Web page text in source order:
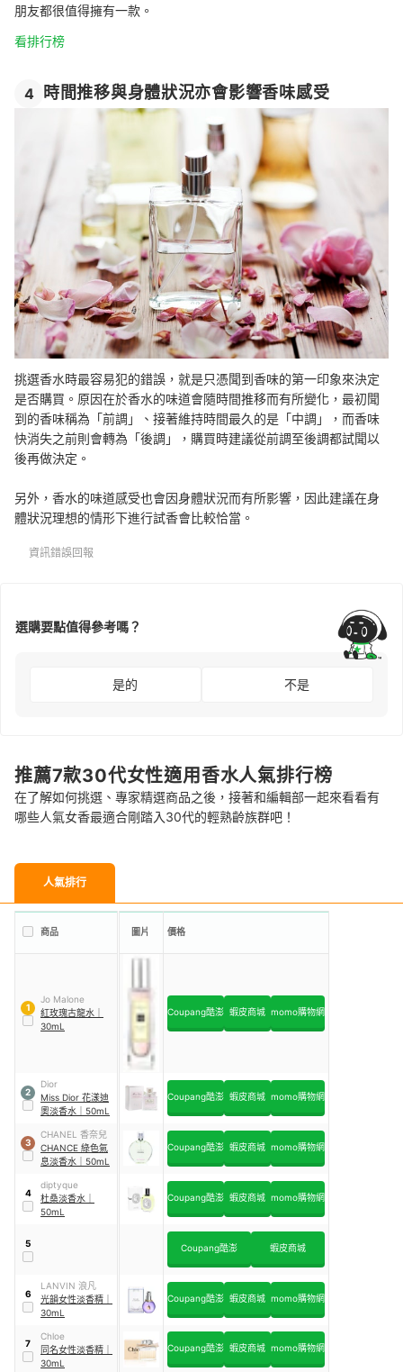
朋友都很值得擁有一款。
看排行榜
4 時間推移與身體狀況亦會影響香味感受
挑選香水時最容易犯的錯誤，就是只憑聞到香味的第一印象來決定
是否購買。原因在於香水的味道會隨時間推移而有所變化，最初聞
到的香味稱為「前調」、接著維持時間最久的是「中調」，而香味
快消失之前則會轉為「後調」，購買時建議從前調至後調都試聞以
後再做決定。
另外，香水的味道感受也會因身體狀況而有所影響，因此建議在身
體狀況理想的情形下進行試香會比較恰當。
資訊錯誤回報
選購要點值得參考嗎？
是的 不是
推薦7款30代女性適用香水人氣排行榜
在了解如何挑選、專家精選商品之後，接著和編輯部一起來看看有
哪些人氣女香最適合剛踏入30代的輕熟齡族群吧！
人氣排行
商品 圖片 價格
1
Jo Malone
紅玫瑰古龍水
30mL
Coupang酷澎 蝦皮商城 momo購物網
2
Dior
Miss Dior 花漾迪
奧淡香水
50mL
Coupang酷澎 蝦皮商城 momo購物網
3
CHANEL 香奈兒
CHANCE 綠色氣
息淡香水
50mL
Coupang酷澎 蝦皮商城 momo購物網
4
diptyque
杜桑淡香水
50mL
Coupang酷澎 蝦皮商城 momo購物網
5 Coupang酷澎 蝦皮商城
6
LANVIN 浪凡
光韻女性淡香精
30mL
Coupang酷澎 蝦皮商城 momo購物網
7
Chloe
同名女性淡香精
30mL
Coupang酷澎 蝦皮商城 momo購物網